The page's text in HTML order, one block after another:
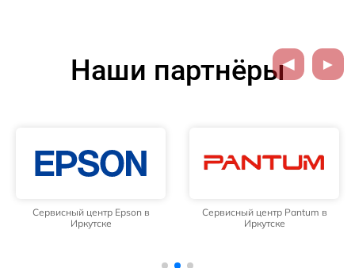
Наши партнёры
Сервисный центр Epson в
Иркутске
Сервисный центр Pantum в
Иркутске